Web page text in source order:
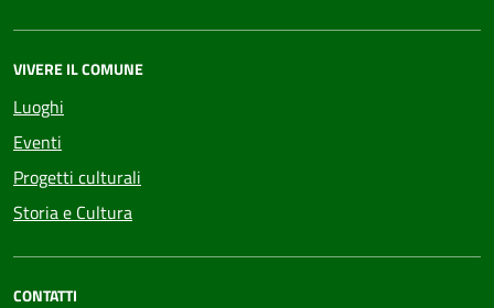
VIVERE IL COMUNE
Luoghi
Eventi
Progetti culturali
Storia e Cultura
CONTATTI